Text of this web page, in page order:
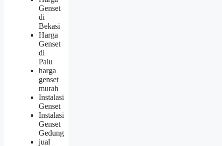
Genset
di
Bekasi
Harga
Genset
di
Palu
harga
genset
murah
Instalasi
Genset
Instalasi
Genset
Gedung
jual